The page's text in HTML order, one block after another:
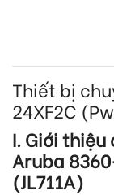
Thiết bị
24XF2C
I. Giới
Aruba
(JL711A)